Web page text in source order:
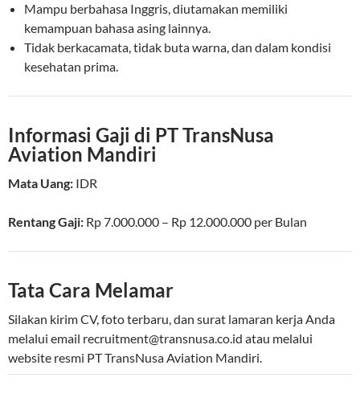
Mampu berbahasa Inggris, diutamakan memiliki
kemampuan bahasa asing lainnya.
Tidak berkacamata, tidak buta warna, dan dalam kondisi
kesehatan prima.
Informasi Gaji di PT TransNusa
Aviation Mandiri
Mata Uang: IDR
Rentang Gaji: Rp7.000.000 – Rp 12.000.000 per Bulan
Tata Cara Melamar
Silakan kirim CV, foto terbaru, dan surat lamaran kerja Anda
melalui email recruitment@transnusa.co.id atau melalui
website resmi PT TransNusa Aviation Mandiri.